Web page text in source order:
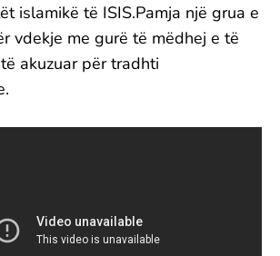
islamikë të ISIS.Pamja një grua e
vdekje me gurë të mëdhej e të
akuzuar për tradhti